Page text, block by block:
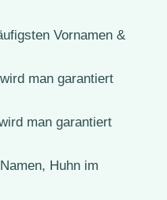
Vornamen &
man garantiert
man garantiert
Huhn im